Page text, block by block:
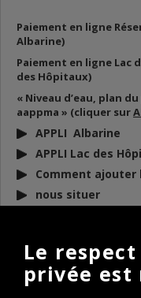
Paiement en ligne
Albarine)
Paiement en ligne Lac
des Hôpitaux)
« Niveau d’eau, plan
aappma » (cliquer sur
APPLI Albarine
APPLI Lac des
Comment ajouter
nous situer
DOCUMENTS À
BULLETIN D’INFO 2026
Le
privée